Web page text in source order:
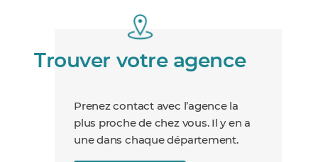
Trouver votre agence
Prenez contact avec l’agence la
plus proche de chez vous. Il y en a
une dans chaque département.